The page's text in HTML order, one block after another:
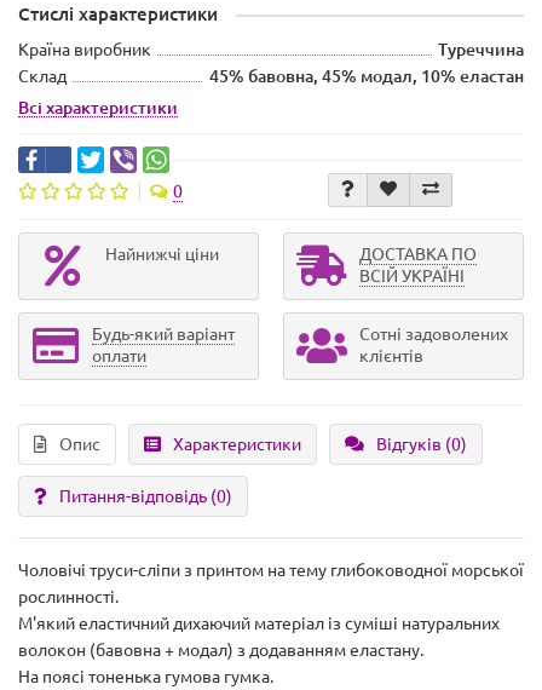
Стислі характеристики
Країна виробник
Туреччина
Склад
45% бавовна, 45% модал, 10% еластан
Всі характеристики
0
Найнижчі ціни
ДОСТАВКА ПО
ВСІЙ УКРАЇНІ
Будь-який варіант
оплати
Сотні задоволених
клієнтів
Опис Характеристики Відгуків (0)
Питання-відповідь (0)
Чоловічі труси-сліпи з принтом на тему глибоководної морської
рослинності.
М'який еластичний дихаючий матеріал із суміші натуральних
волокон (бавовна + модал) з додаванням еластану.
На поясі тоненька гумова гумка.